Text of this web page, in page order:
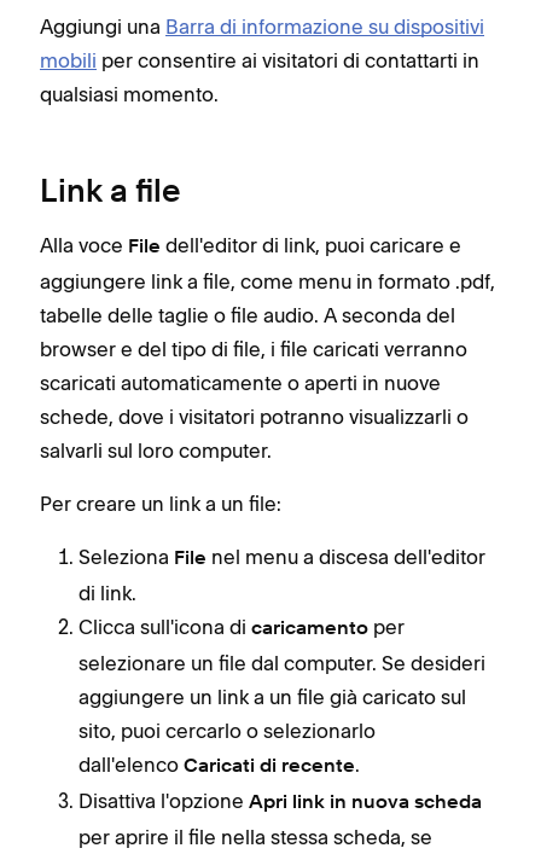
Aggiungi una Barra di informazione su dispositivi
mobili per consentire ai visitatori di contattarti in
qualsiasi momento.
Link a file
Alla voce File dell'editor di link, puoi caricare e
aggiungere link a file, come menu in formato .pdf,
tabelle delle taglie o file audio. A seconda del
browser e del tipo di file, i file caricati verranno
scaricati automaticamente o aperti in nuove
schede, dove i visitatori potranno visualizzarli o
salvarli sul loro computer.
Per creare un link a un file:
Seleziona File nel menu a discesa dell'editor
di link.
Clicca sull'icona di caricamento per
selezionare un file dal computer. Se desideri
aggiungere un link a un file già caricato sul
sito, puoi cercarlo o selezionarlo
dall'elenco Caricati di recente.
Disattiva l'opzione Apri link in nuova scheda
per aprire il file nella stessa scheda, se